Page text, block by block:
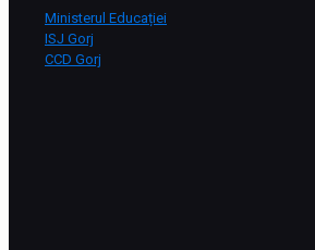
Ministerul Educației
ISJ Gorj
CCD Gorj